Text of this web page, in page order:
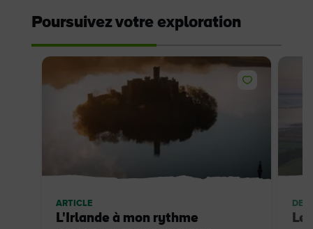
Poursuivez votre exploration
ARTICLE
L'Irlande à mon rythme Le